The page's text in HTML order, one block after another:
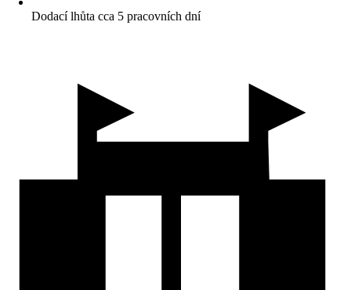
Dodací lhůta cca 5 pracovních dní